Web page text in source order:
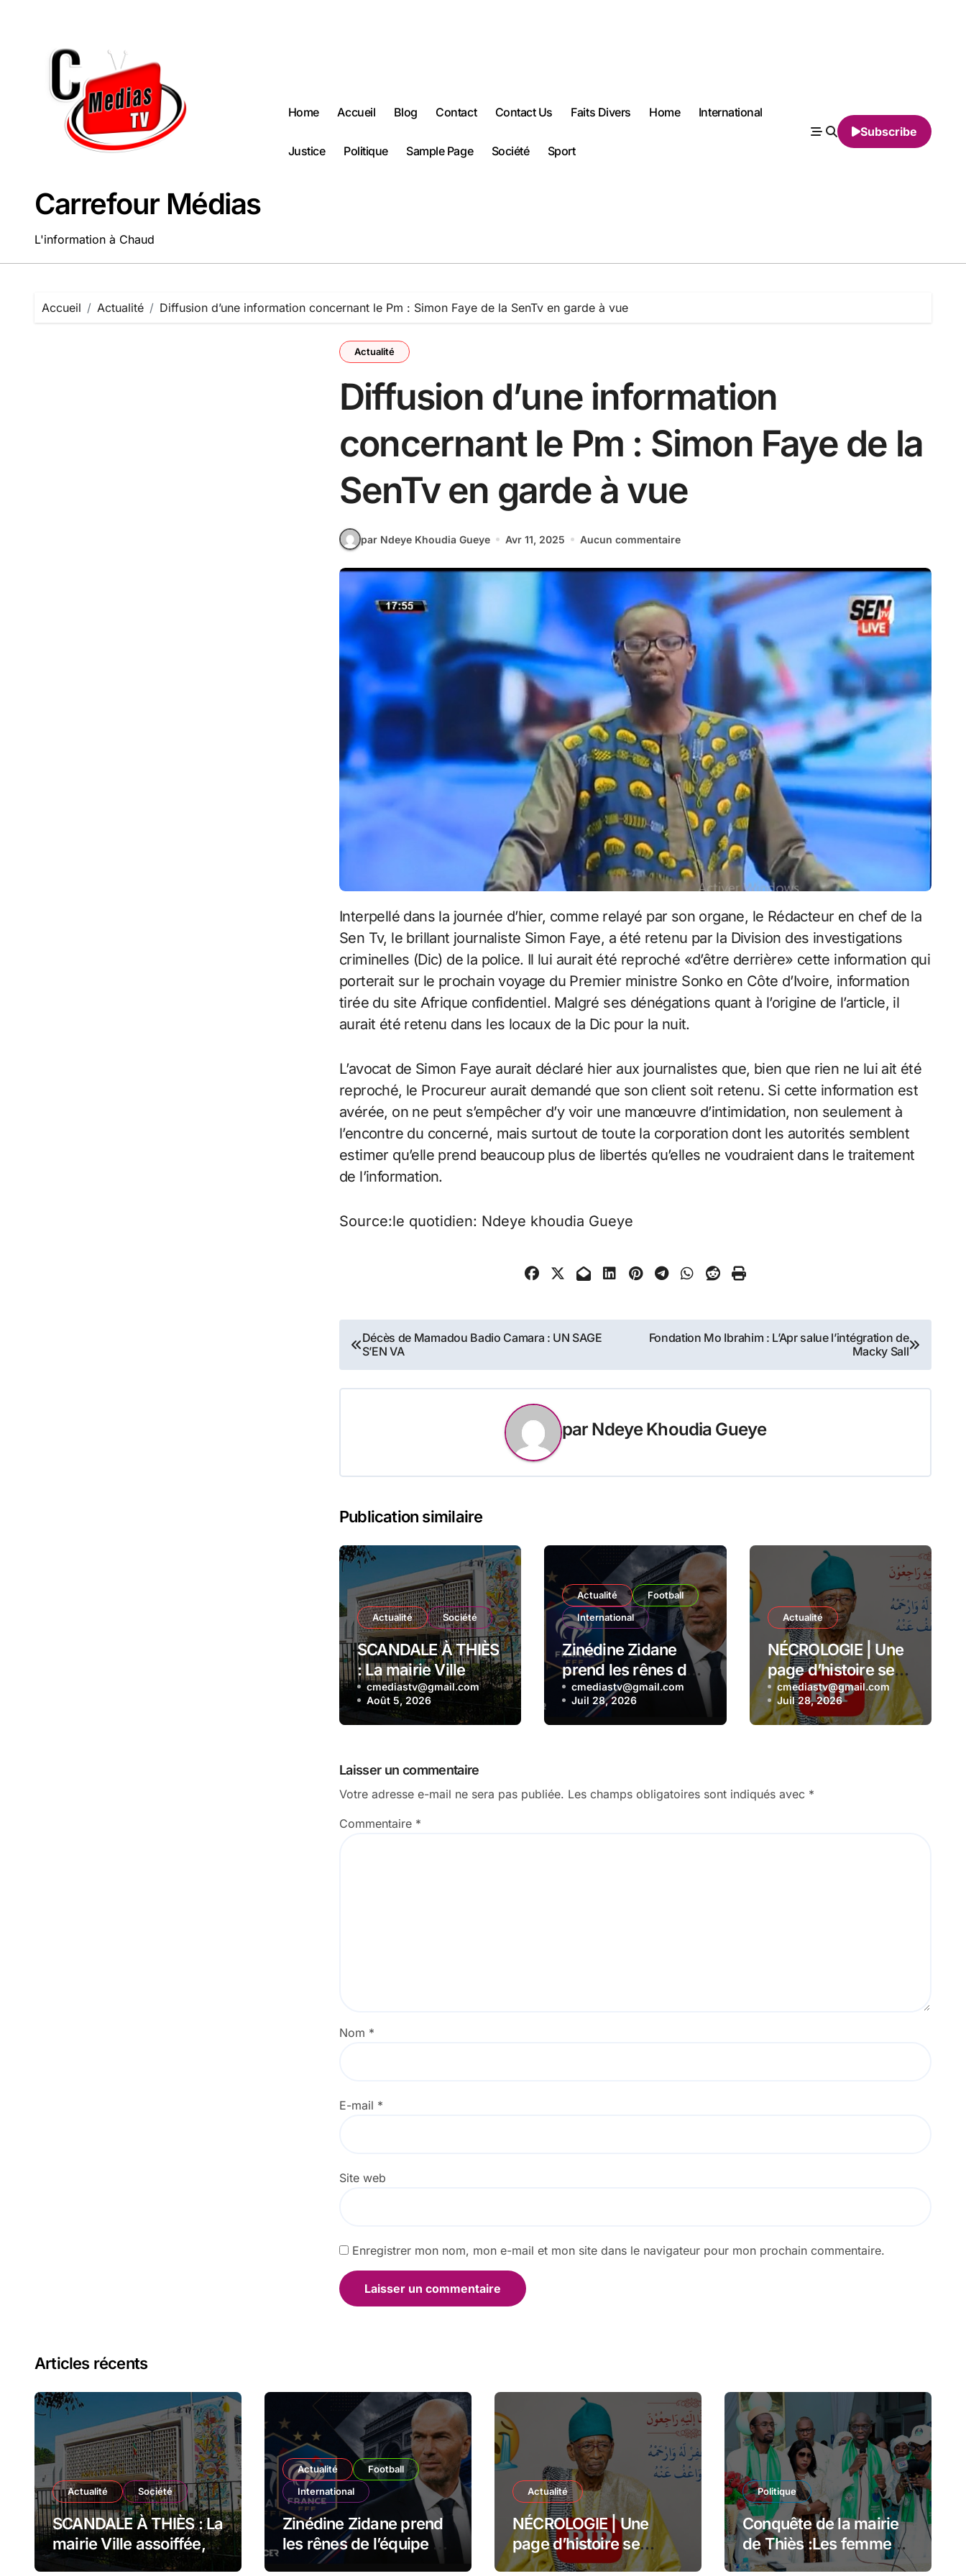
Carrefour Médias
L'information à Chaud
Home Accueil Blog Contact Contact Us Faits Divers Home International
Justice Politique Sample Page Société Sport
Subscribe
Accueil Actualité Diffusion d’une information concernant le Pm : Simon Faye de la SenTv en garde à vue
Actualité
Diffusion d’une information
concernant le Pm : Simon Faye de la
SenTv en garde à vue
par Ndeye Khoudia Gueye Avr 11, 2025 Aucun commentaire
Interpellé dans la journée d’hier, comme relayé par son organe, le Rédacteur en chef de la
Sen Tv, le brillant journaliste Simon Faye, a été retenu par la Division des investigations
criminelles (Dic) de la police. Il lui aurait été reproché «d’être derrière» cette information qui
porterait sur le prochain voyage du Premier ministre Sonko en Côte d’Ivoire, information
tirée du site Afrique confidentiel. Malgré ses dénégations quant à l’origine de l’article, il
aurait été retenu dans les locaux de la Dic pour la nuit.
L’avocat de Simon Faye aurait déclaré hier aux journalistes que, bien que rien ne lui ait été
reproché, le Procureur aurait demandé que son client soit retenu. Si cette information est
avérée, on ne peut s’empêcher d’y voir une manœuvre d’intimidation, non seulement à
l’encontre du concerné, mais surtout de toute la corporation dont les autorités semblent
estimer qu’elle prend beaucoup plus de libertés qu’elles ne voudraient dans le traitement
de l’information.
Source:le quotidien: Ndeye khoudia Gueye
Navigation
de
l’article
Décès de Mamadou Badio Camara : UN SAGE
S’EN VA
Fondation Mo Ibrahim : L’Apr salue l’intégration de
Macky Sall
par Ndeye Khoudia Gueye
Publication similaire
Actualité Société
SCANDALE À THIÈS
: La mairie Ville
assoiffée, l’eau
coupée par la SDE
pour impayés en
millions !
cmediastv@gmail.com
Août 5, 2026
Actualité
Football
International
Zinédine Zidane
prend les rênes de
l’équipe de France
cmediastv@gmail.com
Juil 28, 2026
Actualité
NÉCROLOGIE | Une
page d’histoire se
tourne Souleymane
Kanté, illustre
collaborateur du
de 110 ans
cmediastv@gmail.com
Juil 28, 2026
Laisser un commentaire
Votre adresse e-mail ne sera pas publiée. Les champs obligatoires sont indiqués avec *
Commentaire *
Nom *
E-mail *
Site web
Enregistrer mon nom, mon e-mail et mon site dans le navigateur pour mon prochain commentaire.
Articles récents
Actualité Société
SCANDALE À THIÈS : La
mairie Ville assoiffée,
l’eau coupée par la SDE
Actualité
Football
International
Zinédine Zidane prend
les rênes de l’équipe de
France
Actualité
NÉCROLOGIE | Une
page d’histoire se
tourne Souleymane
Politique
Conquête de la mairie
de Thiès :Les femmes
de 2AP « Siggi Jotna »